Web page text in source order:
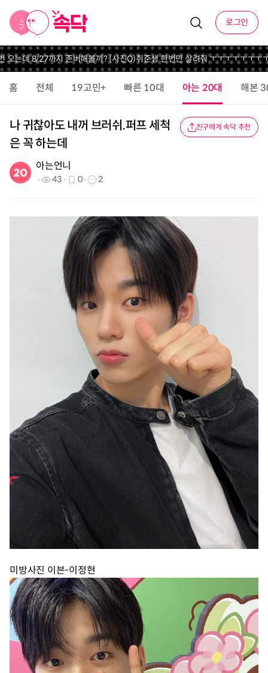
로그인
는데 8/27까지 존버해볼까? (사진O)취준생 한번만 살려줘 ㅜㅜㅜㅜㅜㅜㅜㅜㅜ
홈 전체 19고민+ 빠른 10대 아는 20대 해본
나 귀찮아도 내꺼 브러쉬.퍼프 세척
은 꼭 하는데
친구에게 속닥 추천
아는언니
43 0 2
미방사진 이븐-이정현